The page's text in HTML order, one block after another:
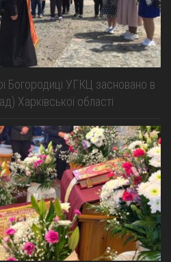
Богородиці УГКЦ засновано в
Харківської області